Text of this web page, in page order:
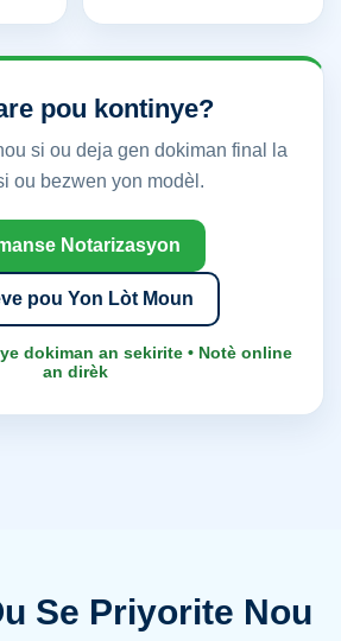
pou kontinye?
si ou deja gen dokiman final la
ou bezwen yon modèl.
Notarizasyon
pou Yon Lòt Moun
dokiman an sekirite • Notè online
an dirèk
Se Priyorite Nou